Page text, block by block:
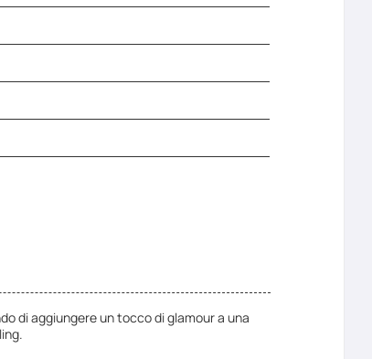
di aggiungere un tocco di glamour a una